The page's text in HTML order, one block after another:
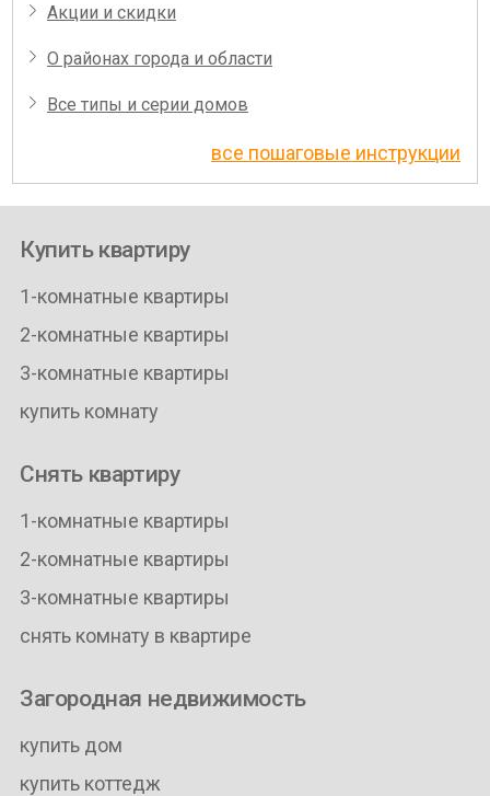
Акции и скидки
О районах города и области
Все типы и серии домов
все пошаговые инструкции
Купить квартиру
1-комнатные квартиры
2-комнатные квартиры
3-комнатные квартиры
купить комнату
Снять квартиру
1-комнатные квартиры
2-комнатные квартиры
3-комнатные квартиры
снять комнату в квартире
Загородная недвижимость
купить дом
купить коттедж